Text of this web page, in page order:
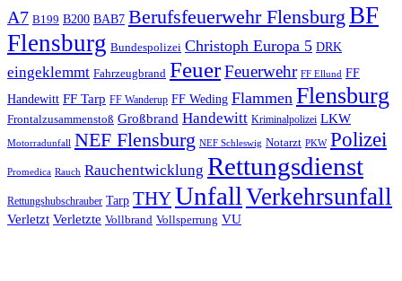
A7 B199 B200 BAB7 Berufsfeuerwehr Flensburg BF
Flensburg Bundespolizei Christoph Europa 5 DRK
eingeklemmt Fahrzeugbrand FeuerFeuerwehr FF Ellund FF
Handewitt FF Tarp FF Wanderup FF Weding Flammen Flensburg
Frontalzusammenstoß Großbrand Handewitt Kriminalpolizei LKW
Motorradunfall NEF Flensburg NEF Schleswig Notarzt PKW Polizei
Promedica Rauch Rauchentwicklung Rettungsdienst
Rettungshubschrauber Tarp THYUnfall Verkehrsunfall
Verletzt Verletzte Vollbrand Vollsperrung VU